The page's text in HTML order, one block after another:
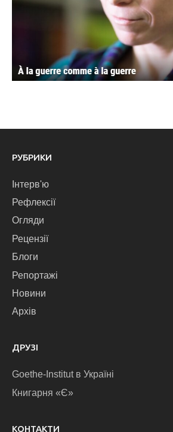
РУБРИКИ
Інтерв'ю
Рефлексії
Огляди
Рецензії
Блоги
Репортажі
Новини
Архів
ДРУЗІ
Goethe-Institut в Україні
Книгарня «Є»
КОНТАКТИ